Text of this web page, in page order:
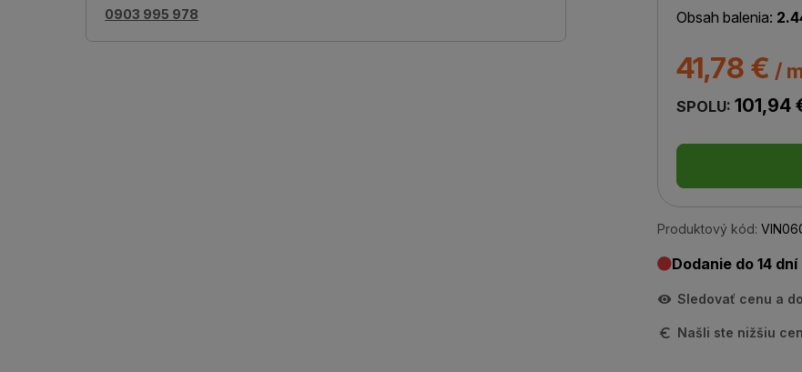
0903 995 978 Obsah balenia:
41,78 € /
SPOLU: 101,94
Produktový kód:
Dodanie do 14 dní
Sledovať cenu a
Našli ste nižšiu